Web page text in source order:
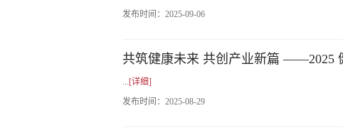
发布时间： 2025-09-06
共筑健康未来 共创产业新篇 ——2025
...[详细]
发布时间： 2025-08-29